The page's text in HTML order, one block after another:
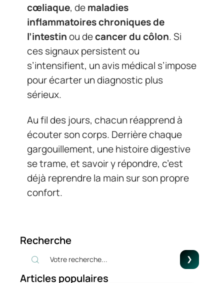
cœliaque, demaladies
inflammatoires chroniques de
l’intestinou decancer du côlon. Si
ces signaux persistent ou
s’intensifient, un avis médical s’impose
pour écarter un diagnostic plus
sérieux.
Au fil des jours, chacun réapprend à
écouter son corps. Derrière chaque
gargouillement, une histoire digestive
se trame, et savoir y répondre, c’est
déjà reprendre la main sur son propre
confort.
Recherche
Articles populaires